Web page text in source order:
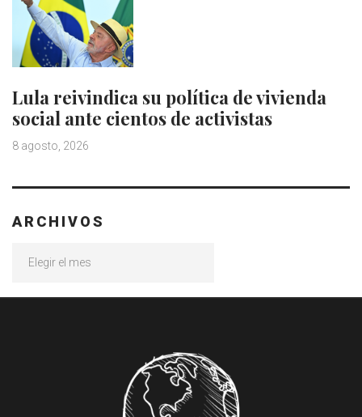
Lula reivindica su política de vivienda
social ante cientos de activistas
8 agosto, 2026
ARCHIVOS